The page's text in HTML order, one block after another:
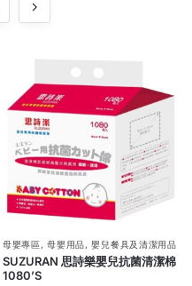
母嬰專區,母嬰用品,嬰兒餐具及清潔用品
SUZURAN 思詩樂嬰兒抗菌清潔棉
1080’S